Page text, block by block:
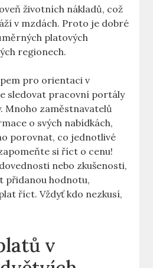
životních nákladů, což
v mzdách. Proto je dobré
platových
regionech.
pro orientaci v
sledovat pracovní portály
Mnoho zaměstnavatelů
o svých nabídkách,
porovnat, co jednotlivé
si říct o cenu!
nebo zkušenosti,
přidanou hodnotu,
říct. Vždyť kdo nezkusí,
v